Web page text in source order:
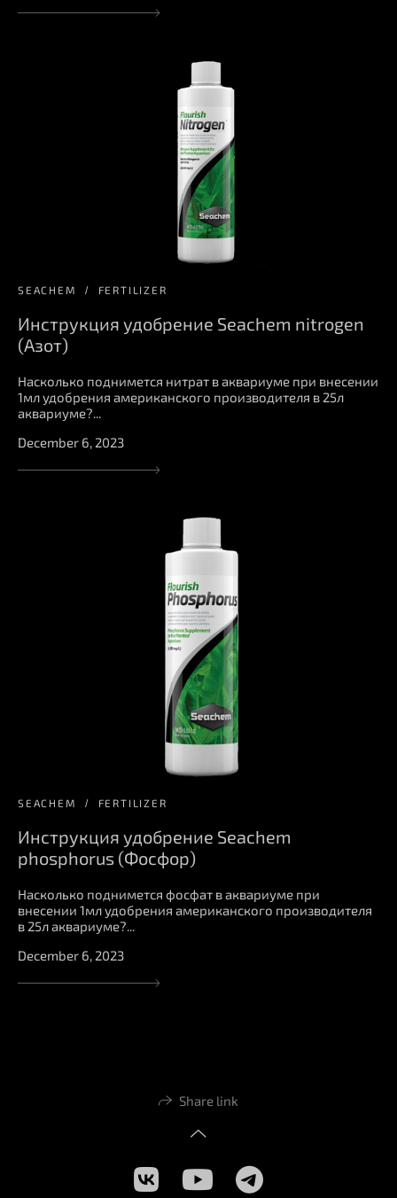
SEACHEM FERTILIZER
Инструкция удобрение Seachem nitrogen
(Азот)
Насколько поднимется нитрат в аквариуме при внесении
1мл удобрения американского производителя в 25л
аквариуме?...
December 6, 2023
SEACHEM FERTILIZER
Инструкция удобрение Seachem
phosphorus (Фосфор)
Насколько поднимется фосфат в аквариуме при
внесении 1мл удобрения американского производителя
в 25л аквариуме?...
December 6, 2023
Share link